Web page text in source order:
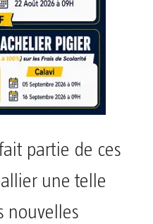
partie de ces
une telle
nouvelles